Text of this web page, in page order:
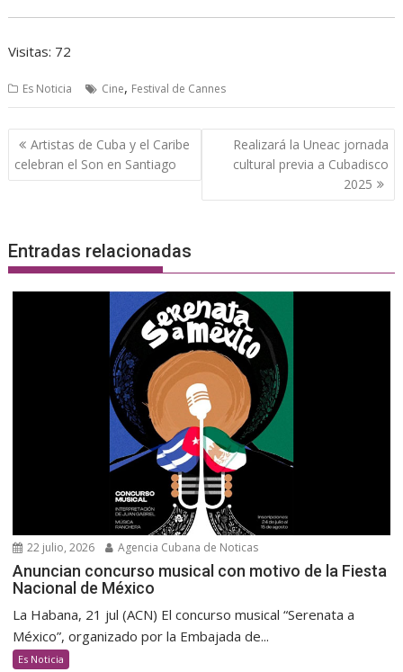
Visitas: 72
Es Noticia Cine, Festival de Cannes
Navegación
de
entradas
Artistas de Cuba y el Caribe
celebran el Son en Santiago
Realizará la Uneac jornada
cultural previa a Cubadisco
2025
Entradas relacionadas
22 julio, 2026 Agencia Cubana de Noticas
Anuncian concurso musical con motivo de la Fiesta
Nacional de México
La Habana, 21 jul (ACN) El concurso musical “Serenata a
México”, organizado por la Embajada de...
Es Noticia